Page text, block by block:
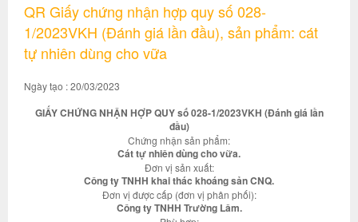
QR Giấy chứng nhận hợp quy số 028-
1/2023VKH (Đánh giá lần đầu), sản phẩm: cát
tự nhiên dùng cho vữa
Ngày tạo : 20/03/2023
GIẤY CHỨNG NHẬN HỢP QUY số 028-1/2023VKH (Đánh giá lần
đầu)
Chứng nhận sản phẩm:
Cát tự nhiên dùng cho vữa.
Đơn vị sản xuất:
Công ty TNHH khai thác khoáng sản CNQ.
Đơn vị được cấp (đơn vị phân phối):
Công ty TNHH Trường Lâm.